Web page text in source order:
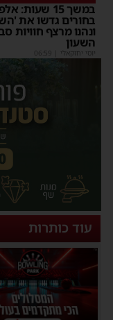
במשך 15 שעות:
בחורים גדשו את
ונהנו מרצף חוויות
השעון
יוסי יחזקאלי 06:59
עוד כותרות